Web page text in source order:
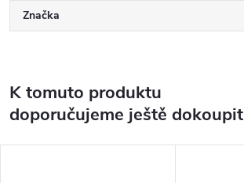
Značka
K tomuto produktu
doporučujeme ještě dokoupit